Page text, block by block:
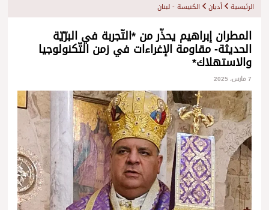
الرئيسية أديان الكنيسة - لبنان
المطران إبراهيم يحذّر من *التّجربة في البرّيّة
الحديثة- مقاومة الإغراءات في زمن التّكنولوجيا
والاستهلاك*
7 مارس، 2025